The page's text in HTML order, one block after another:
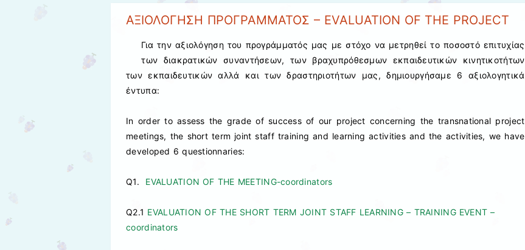
ΑΞΙΟΛΟΓΗΣΗ ΠΡΟΓΡΑΜΜΑΤΟΣ – EVALUATION OF THE PROJECT
Για την αξιολόγηση του προγράμματός μας με στόχο να μετρηθεί το ποσοστό επιτυχίας
των διακρατικών συναντήσεων, των βραχυπρόθεσμων εκπαιδευτικών κινητικοτήτων
των εκπαιδευτικών αλλά και των δραστηριοτήτων μας, δημιουργήσαμε 6 αξιολογητικά
έντυπα:
In order to assess the grade of success of our project concerning the transnational project
meetings, the short term joint staff training and learning activities and the activities, we have
developed 6 questionnaries:
Q1. EVALUATION OF THE MEETING-coordinators
Q2.1 EVALUATION OF THE SHORT TERM JOINT STAFF LEARNING – TRAINING EVENT –
coordinators